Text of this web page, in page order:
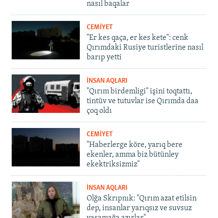
nasıl baqalar
CEMİYET
"Er kes qaça, er kes kete": cenk
Qırımdaki Rusiye turistlerine nasıl
barıp yetti
İNSAN AQLARI
"Qırım birdemligi" işini toqtattı,
tintüv ve tutuvlar ise Qırımda daa
çoq oldı
CEMİYET
"Haberlerge köre, yarıq bere
ekenler, amma biz bütünley
ekektriksizmiz"
İNSAN AQLARI
Olğa Skrıpnık: "Qırım azat etilsin
dep, insanlar yarıqsız ve suvsuz